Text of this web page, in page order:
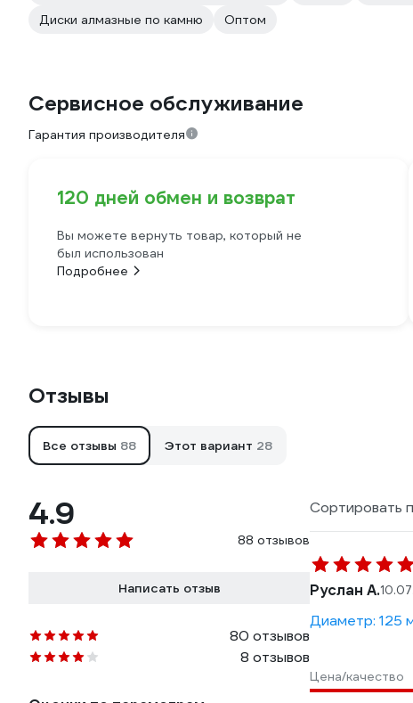
Диски алмазные по камню
Оптом
Сервисное обслуживание
Гарантия производителя
120 дней обмен и возврат
Вы можете вернуть товар, который не
был использован
Подробнее
Отзывы
Все отзывы 88 Этот вариант 28
4.9
88 отзывов
Написать отзыв
80 отзывов
8 отзывов
Сортировать
Руслан А.
Диаметр: 125
Цена/качество